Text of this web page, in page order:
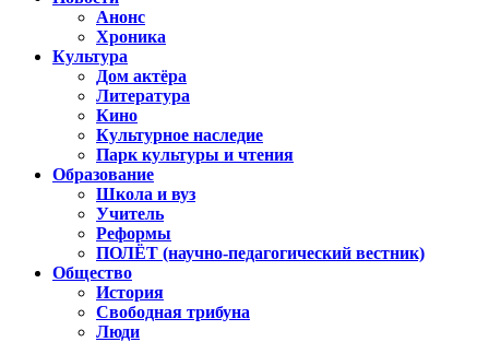
Анонс
Хроника
Культура
Дом актёра
Литература
Кино
Культурное наследие
Парк культуры и чтения
Образование
Школа и вуз
Учитель
Реформы
ПОЛЁТ (научно-педагогический вестник)
Общество
История
Свободная трибуна
Люди